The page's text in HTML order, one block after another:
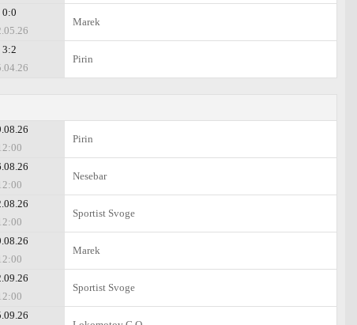
0:0
Marek
3:2
Pirin
Pirin
Nesebar
Sportist Svoge
Marek
Sportist Svoge